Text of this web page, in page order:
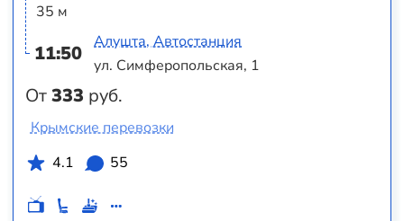
35 м
11:50
От333 руб.
Алушта, Автостанция
ул. Симферопольская, 1
Крымские перевозки
4.1
55